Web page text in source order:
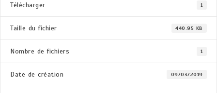
Télécharger 1
Taille du fichier 440.95 KB
Nombre de fichiers 1
Date de création 09/03/2019